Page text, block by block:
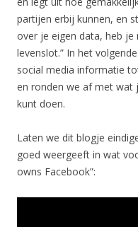
partijen erbij kunnen, en
over je eigen data, heb
levenslot.” In het
social media informatie
en ronden we af met wat
kunt doen.
Laten we dit blogje
goed weergeeft in wat
owns Facebook”: